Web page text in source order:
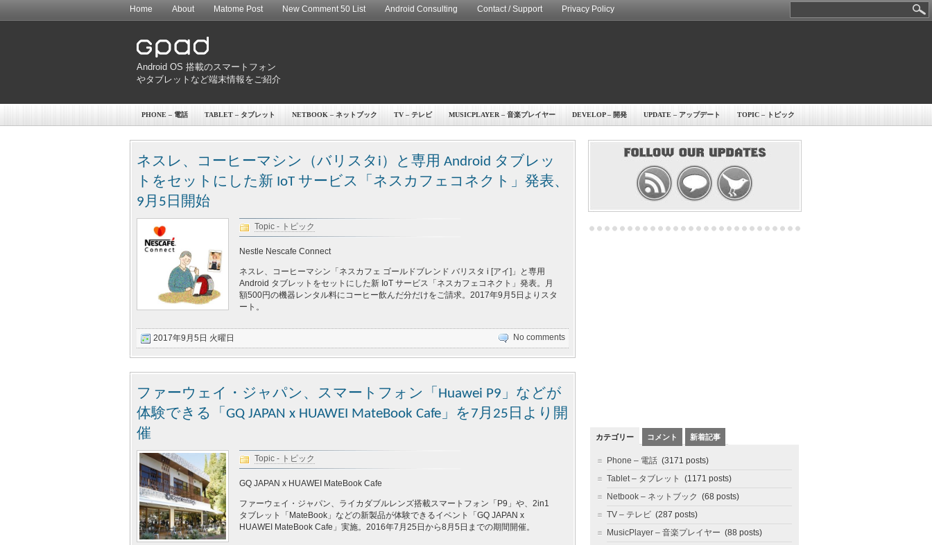
Home About Matome Post New Comment 50 List Android Consulting Contact / Support Privacy Policy
Android OS 搭載のスマートフォン
やタブレットなど端末情報をご紹介
PHONE – 電話 TABLET – タブレット NETBOOK – ネットブック TV – テレビ MUSICPLAYER – 音楽プレイヤー DEVELOP – 開発 UPDATE – アップデート TOPIC – トピック
ネスレ、コーヒーマシン（バリスタi）と専用 Android タブレッ
トをセットにした新 IoT サービス「ネスカフェコネクト」発表、
9月5日開始
Topic - トピック
Nestle Nescafe Connect
ネスレ、コーヒーマシン「ネスカフェ ゴールドブレンド バリスタ i [アイ]」と専用
Android タブレットをセットにした新 IoT サービス「ネスカフェコネクト」発表。月
額500円の機器レンタル料にコーヒー飲んだ分だけをご請求。2017年9月5日よりスタ
ート。
2017年9月5日 火曜日 No comments
ファーウェイ・ジャパン、スマートフォン「Huawei P9」などが
体験できる「GQ JAPAN x HUAWEI MateBook Cafe」を7月25日より開
催
Topic - トピック
GQ JAPAN x HUAWEI MateBook Cafe
ファーウェイ・ジャパン、ライカダブルレンズ搭載スマートフォン「P9」や、2in1
タブレット「MateBook」などの新製品が体験できるイベント「GQ JAPAN x
HUAWEI MateBook Cafe」実施。2016年7月25日から8月5日までの期間開催。
カテゴリー コメント 新着記事
Phone – 電話 (3171 posts)
Tablet – タブレット
(1171 posts)
Netbook – ネットブック (68 posts)
TV – テレビ (287 posts)
MusicPlayer – 音楽プレイヤー (88 posts)